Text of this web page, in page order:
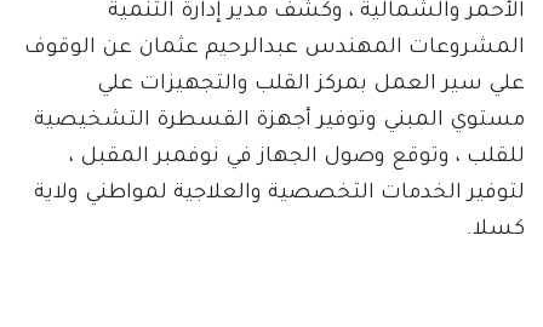
الأحمر والشمالية ، وكشف مدير إدارة التنمية
المشروعات المهندس عبدالرحيم عثمان عن الوقوف
علي سير العمل بمركز القلب والتجهيزات علي
مستوي المبني وتوفير أجهزة القسطرة التشخيصية
للقلب ، وتوقع وصول الجهاز في نوفمبر المقبل ،
لتوفير الخدمات التخصصية والعلاجية لمواطني ولاية
كسلا.